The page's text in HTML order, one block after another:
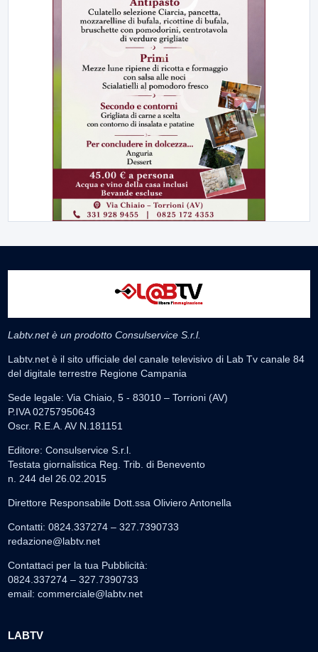
Labtv.net è un prodotto Consulservice S.r.l.
Labtv.net è il sito ufficiale del canale televisivo di Lab Tv canale 84
del digitale terrestre Regione Campania
Sede legale: Via Chiaio, 5 - 83010 – Torrioni (AV)
P.IVA 02757950643
Oscr. R.E.A. AV N.181151
Editore: Consulservice S.r.l.
Testata giornalistica Reg. Trib. di Benevento
n. 244 del 26.02.2015
Direttore Responsabile Dott.ssa Oliviero Antonella
Contatti: 0824.337274 – 327.7390733
redazione@labtv.net
Contattaci per la tua Pubblicità:
0824.337274 – 327.7390733
email: commerciale@labtv.net
LABTV